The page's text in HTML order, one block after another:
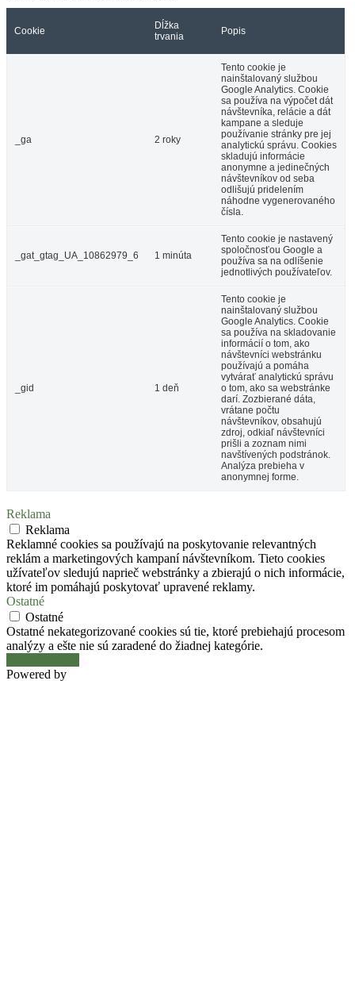
Cookie
Dĺžka
trvania
Popis
_ga 2 roky
Tento cookie je
nainštalovaný službou
Google Analytics. Cookie
sa používa na výpočet dát
návštevníka, relácie a dát
kampane a sleduje
používanie stránky pre jej
analytickú správu. Cookies
skladujú informácie
anonymne a jedinečných
návštevníkov od seba
odlišujú pridelením
náhodne vygenerovaného
čísla.
_gat_gtag_UA_10862979_6 1 minúta
Tento cookie je nastavený
spoločnosťou Google a
používa sa na odlíšenie
jednotlivých používateľov.
_gid 1 deň
Tento cookie je
nainštalovaný službou
Google Analytics. Cookie
sa používa na skladovanie
informácií o tom, ako
návštevníci webstránku
používajú a pomáha
vytvárať analytickú správu
o tom, ako sa webstránke
darí. Zozbierané dáta,
vrátane počtu
návštevníkov, obsahujú
zdroj, odkiaľ návštevníci
prišli a zoznam nimi
navštívených podstránok.
Analýza prebieha v
anonymnej forme.
Reklama
Reklama
Reklamné cookies sa používajú na poskytovanie relevantných
reklám a marketingových kampaní návštevníkom. Tieto cookies
užívateľov sledujú naprieč webstránky a zbierajú o nich informácie,
ktoré im pomáhajú poskytovať upravené reklamy.
Ostatné
Ostatné
Ostatné nekategorizované cookies sú tie, ktoré prebiehajú procesom
analýzy a ešte nie sú zaradené do žiadnej kategórie.
Powered by